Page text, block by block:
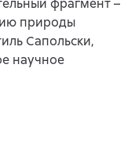
фрагмент –
природы
Сапольски,
научное